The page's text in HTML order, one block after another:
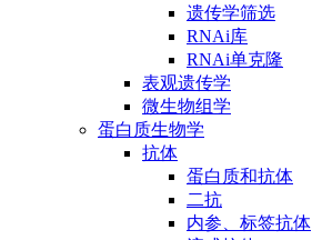
遗传学筛选
RNAi库
RNAi单克隆
表观遗传学
微生物组学
蛋白质生物学
抗体
蛋白质和抗体
二抗
内参、标签抗体